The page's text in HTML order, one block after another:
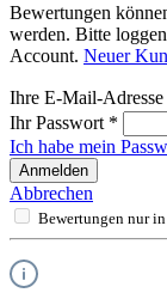
Bewertungen
werden. Bitte
Account. Neuer
Ihre E-Mail-Adresse
Ihr Passwort *
Ich habe mein
Anmelden
Abbrechen
Bewertungen nur